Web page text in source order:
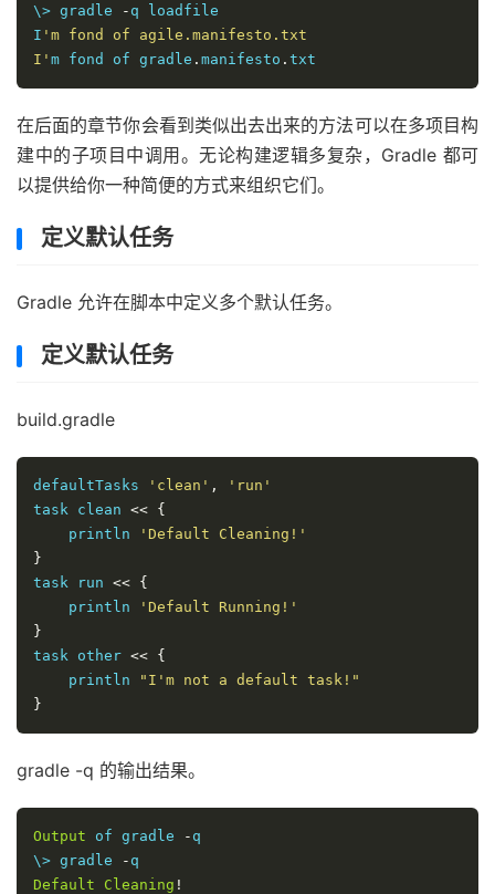
\> gradle - q loadfile
I 'm fond of agile.manifesto.txt
I' m fond of gradle . manifesto . txt
在后面的章节你会看到类似出去出来的方法可以在多项目构
建中的子项目中调用。无论构建逻辑多复杂，Gradle 都可
以提供给你一种简便的方式来组织它们。
定义默认任务
Gradle 允许在脚本中定义多个默认任务。
定义默认任务
build.gradle
defaultTasks 'clean' ,
'run'
task clean << {
    println
'Default Cleaning!'
}
task run << {
    println
'Default Running!'
}
task other << {
    println
"I'm not a default task!"
}
gradle -q 的输出结果。
Output of gradle - q
\> gradle
-
Default
Cleaning !